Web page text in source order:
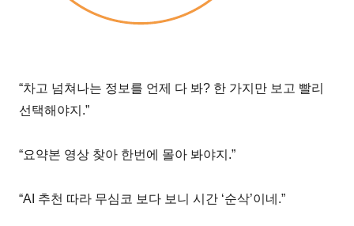
“차고 넘쳐나는 정보를 언제 다 봐? 한 가지만 보고 빨리
선택해야지.”
“요약본 영상 찾아 한번에 몰아 봐야지.”
“AI 추천 따라 무심코 보다 보니 시간 ‘순삭’이네.”